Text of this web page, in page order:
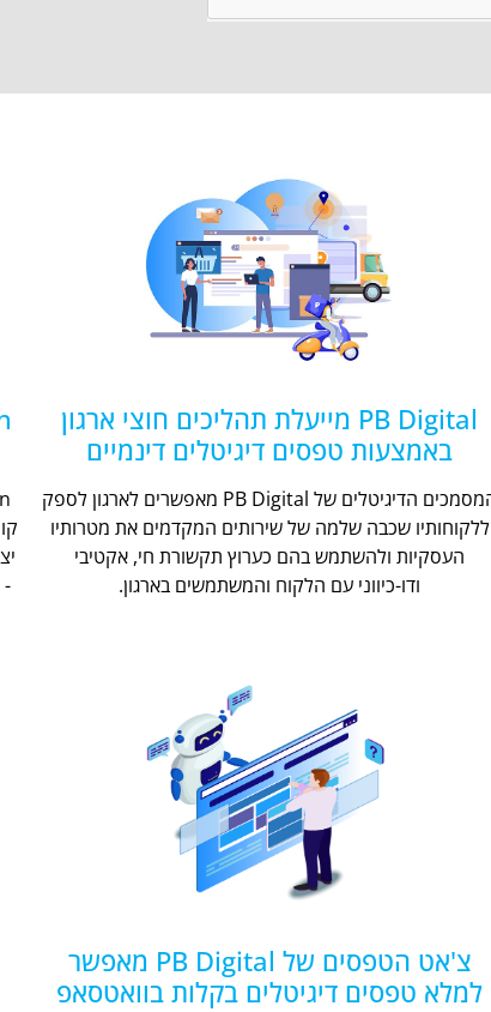
PB Digital מייעלת תהליכים חוצי ארגון
באמצעות טפסים דיגיטלים דינמיים
המסמכים הדיגיטלים של PB Digital מאפשרים לארגון לספק
ללקוחותיו שכבה שלמה של שירותים המקדמים את מטרותיו
העסקיות ולהשתמש בהם כערוץ תקשורת חי, אקטיבי
ודו-כיווני עם הלקוח והמשתמשים בארגון.
-
צ'אט הטפסים של PB Digital מאפשר
למלא טפסים דיגיטלים בקלות בוואטסאפ